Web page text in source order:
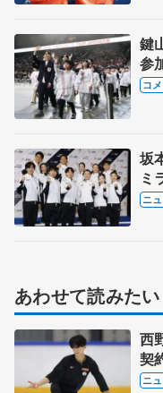
鍵
参
コ
坂
ミ
代
ニ
あわせて読みたい
西
契
果
ニ